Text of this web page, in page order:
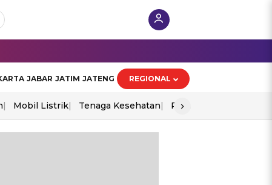
JABAR JATIM JATENG REGIONAL
Mobil Listrik Tenaga Kesehatan Perang As-Iran
›